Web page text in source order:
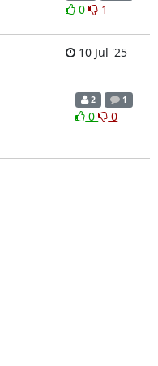
0 1
10 Jul '25
2 1
0 0